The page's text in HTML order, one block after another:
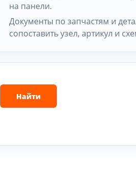
на панели.
Документы по запчастям и
сопоставить узел, артикул и
Найти